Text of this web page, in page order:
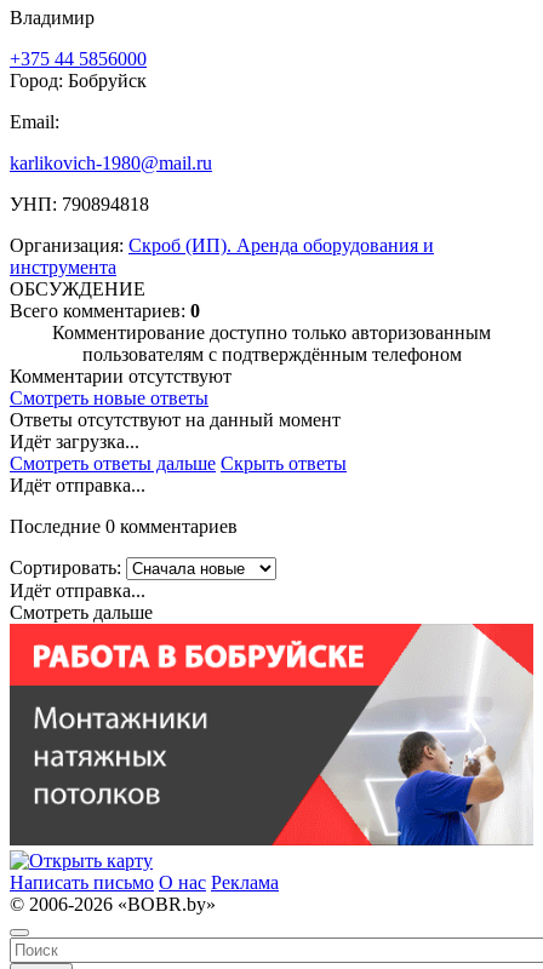
Владимир
+375 44 5856000
Город: Бобруйск
Email:
karlikovich-1980@mail.ru
УНП: 790894818
Организация: Скроб (ИП). Аренда оборудования и
инструмента
ОБСУЖДЕНИЕ
Всего комментариев: 0
Комментирование доступно только авторизованным
пользователям с подтверждённым телефоном
Комментарии отсутствуют
Смотреть новые ответы
Ответы отсутствуют на данный момент
Идёт загрузка...
Смотреть ответы дальше Скрыть ответы
Идёт отправка...
Последние 0 комментариев
Сортировать:
Идёт отправка...
Смотреть дальше
Написать письмо О нас Реклама
© 2006-2026 «BOBR.by»